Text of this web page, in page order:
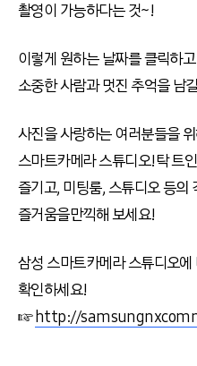
촬영이 가능하다는 것~!
이렇게 원하는 날짜를 클릭하
소중한 사람과 멋진 추억을 남
사진을 사랑하는 여러분들을
스마트카메라 스튜디오!탁 트
즐기고, 미팅룸, 스튜디오 등의
즐거움을만끽해 보세요!
삼성 스마트카메라 스튜디오
확인하세요!
☞ http://